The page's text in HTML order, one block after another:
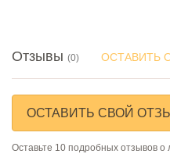
Отзывы (0) ОСТАВИТЬ
ОСТАВИТЬ СВОЙ
Оставьте 10 подробных отзывов